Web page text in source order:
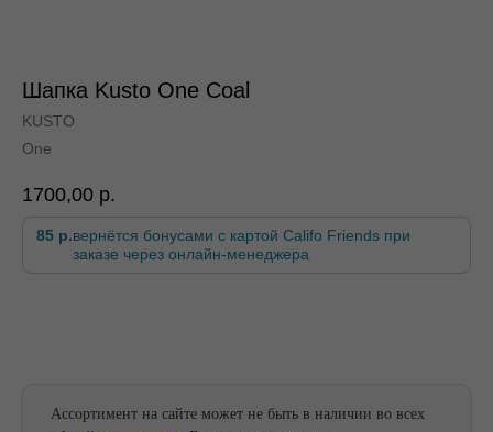
Шапка Kusto One Coal
KUSTO
One
1700,00 р.
85 р.вернётся бонусами с картой Califo Friends при
заказе через онлайн-менеджера
Ассортимент на сайте может не быть в наличии во всех